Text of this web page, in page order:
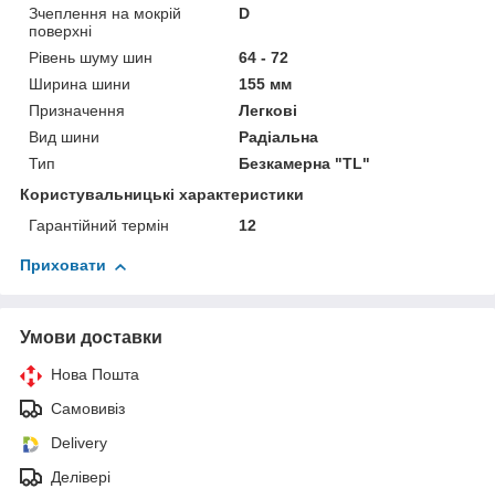
Зчеплення на мокрій
поверхні
D
Рівень шуму шин
64 - 72
Ширина шини
155 мм
Призначення
Легкові
Вид шини
Радіальна
Тип
Безкамерна "TL"
Користувальницькі характеристики
Гарантійний термін
12
Приховати
Умови доставки
Нова Пошта
Самовивіз
Delivery
Делівері